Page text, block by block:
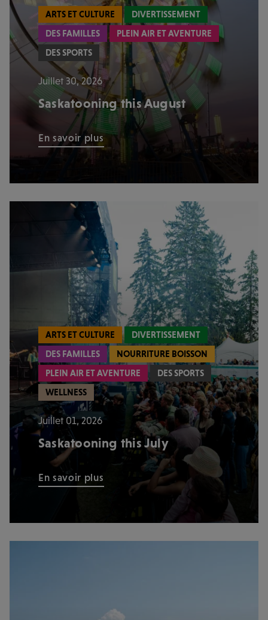
ARTS ET CULTURE
DIVERTISSEMENT
DES FAMILLES
PLEIN AIR ET AVENTURE
DES SPORTS
Juillet 30, 2026
Saskatooning this August
En savoir plus
ARTS ET CULTURE
DIVERTISSEMENT
DES FAMILLES
NOURRITURE BOISSON
PLEIN AIR ET AVENTURE
DES SPORTS
WELLNESS
Juillet 01, 2026
Saskatooning this July
En savoir plus